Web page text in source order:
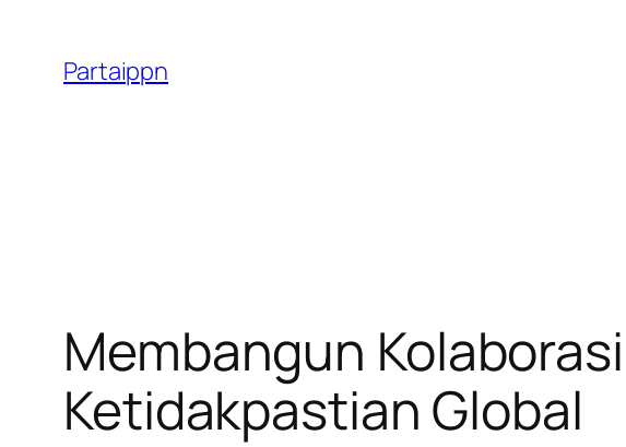
content
Partaippn
Membangun
Ketidakpastian Global